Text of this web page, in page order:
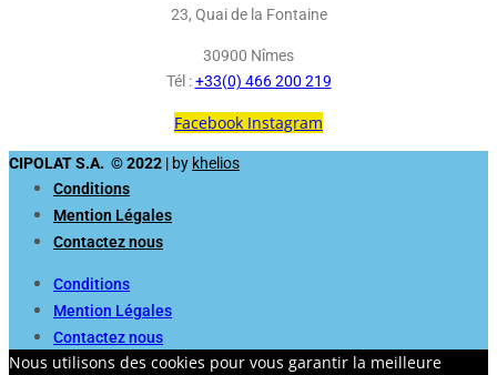
23, Quai de la Fontaine
30900 Nîmes
Tél :+33(0) 466 200 219
Facebook Instagram
CIPOLAT S.A. © 2022 | by khelios
Conditions
Mention Légales
Contactez nous
Conditions
Mention Légales
Contactez nous
Nous utilisons des cookies pour vous garantir la meilleure